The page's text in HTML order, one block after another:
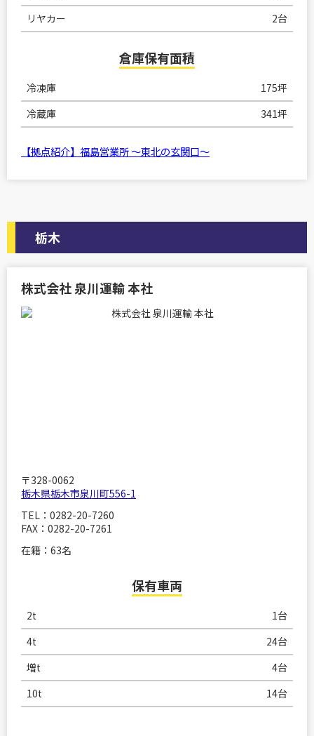
リヤカー
2台
倉庫保有面積
冷凍庫
175坪
冷蔵庫
341坪
【拠点紹介】福島営業所 ～東北の玄関口～
栃木
株式会社 泉川運輸 本社
〒328-0062
栃木県栃木市泉川町556-1
TEL：0282-20-7260
FAX：0282-20-7261
在籍：63名
保有車両
2t
1台
4t
24台
増t
4台
10t
14台